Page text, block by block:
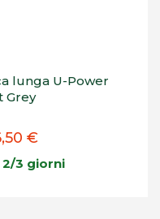
lunga U-Power
Grey
€
2/3 giorni